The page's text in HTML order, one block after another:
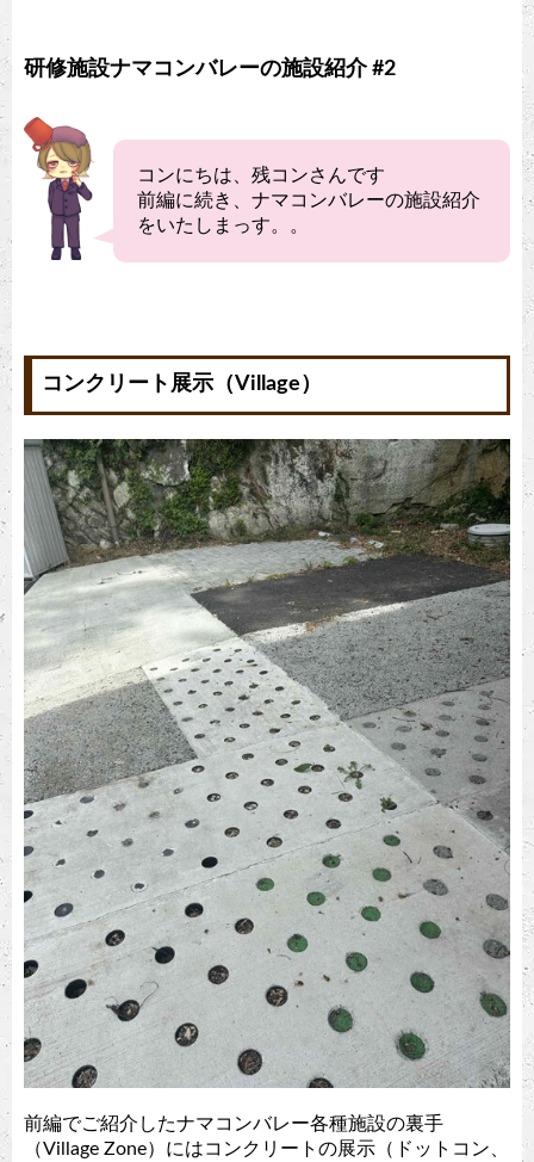
研修施設ナマコンバレーの施設紹介 #2
コンにちは、残コンさんです
前編に続き、ナマコンバレーの施設紹介
をいたしまっす。。
コンクリート展示（Village）
前編でご紹介したナマコンバレー各種施設の裏手
（Village Zone）にはコンクリートの展示（ドットコン、